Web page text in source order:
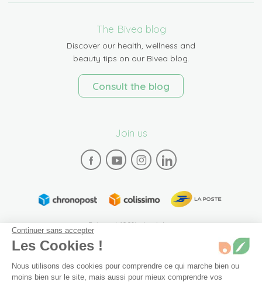
The Bivea blog
Discover our health, wellness and
beauty tips on our Bivea blog.
Consult the blog
Join us
Paiement 100% sécurisé
Continuer sans accepter
Les Cookies !
Nous utilisons des cookies pour comprendre ce qui marche bien ou
moins bien sur le site, mais aussi pour mieux comprendre vos